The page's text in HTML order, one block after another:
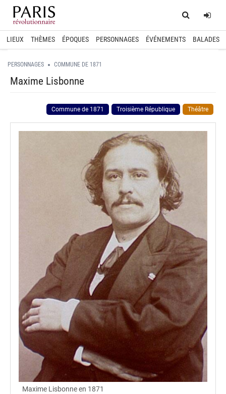
Home
LIEUX THÈMES ÉPOQUES PERSONNAGES ÉVÉNEMENTS BALADES
PERSONNAGES COMMUNE DE 1871
Maxime Lisbonne
Commune de 1871 Troisième République Théâtre
Maxime Lisbonne en 1871